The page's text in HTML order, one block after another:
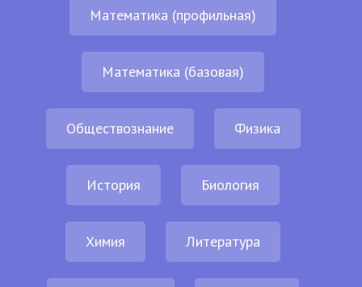
Математика (профильная)
Математика (базовая)
Обществознание Физика
История Биология
Химия Литература